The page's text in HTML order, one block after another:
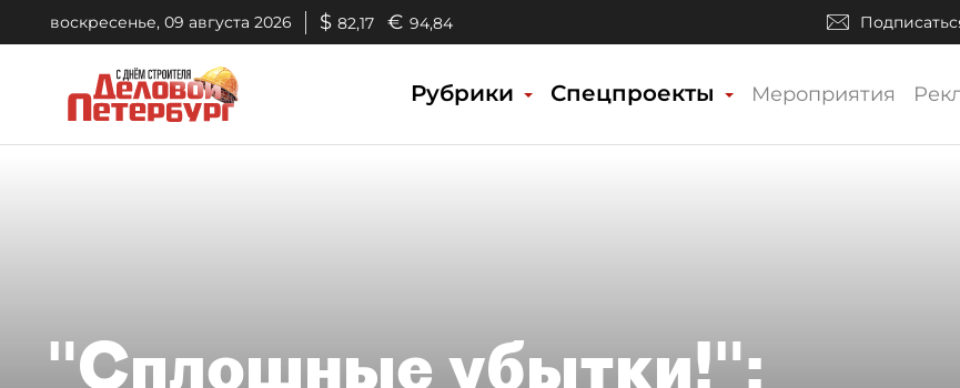
воскресенье, 09 августа 2026 $ 82,17 € 94,84
Рубрики Спецпроекты Мероприятия
"Сплошные убытки!":